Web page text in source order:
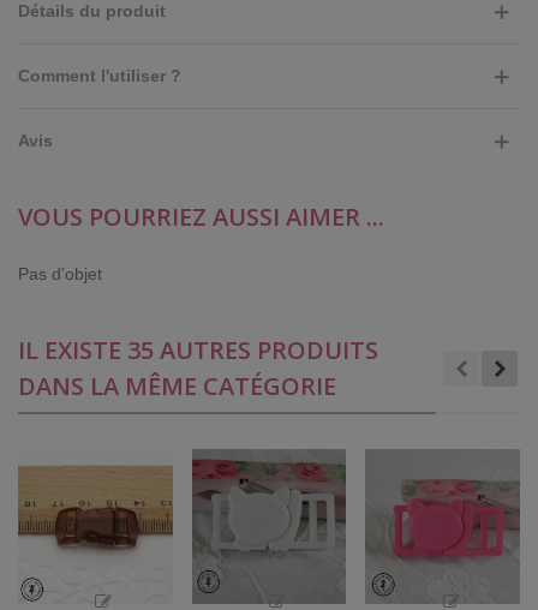
Détails du produit
Comment l'utiliser ?
Avis
VOUS POURRIEZ AUSSI AIMER ...
Pas d'objet
IL EXISTE 35 AUTRES PRODUITS
DANS LA MÊME CATÉGORIE